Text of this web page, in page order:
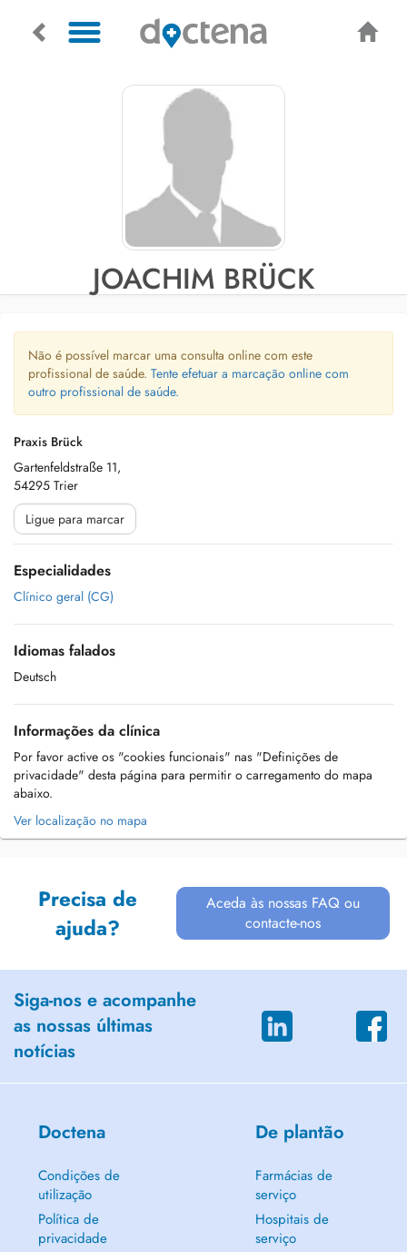
JOACHIM BRÜCK
Não é possível marcar uma consulta online com este
profissional de saúde. Tente efetuar a marcação online com
outro profissional de saúde.
Praxis Brück
Gartenfeldstraße 11,
54295 Trier
Ligue para marcar
Especialidades
Clínico geral (CG)
Idiomas falados
Deutsch
Informações da clínica
Por favor active os "cookies funcionais" nas "Definições de
privacidade" desta página para permitir o carregamento do mapa
abaixo.
Ver localização no mapa
Precisa de
ajuda?
Aceda às nossas FAQ ou
contacte-nos
Siga-nos e acompanhe
as nossas últimas
notícias
Doctena
Condições de
utilização
Política de
privacidade
De plantão
Farmácias de
serviço
Hospitais de
serviço